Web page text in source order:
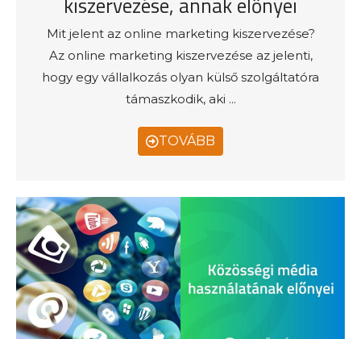
Mit jelent az online marketing kiszervezése?
Az online marketing kiszervezése az jelenti,
hogy egy vállalkozás olyan külső szolgáltatóra
támaszkodik, aki ...
TOVÁBB